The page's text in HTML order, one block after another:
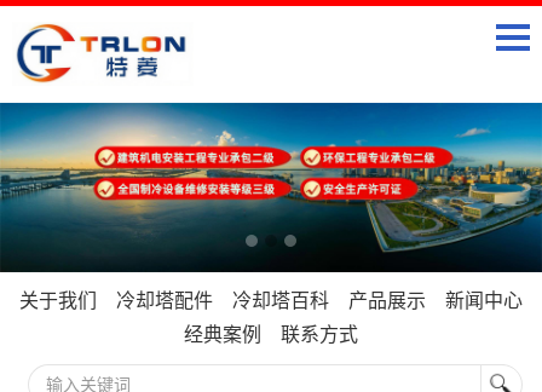
关于我们 冷却塔配件 冷却塔百科 产品展示
新闻中心
经典案例
联系方式